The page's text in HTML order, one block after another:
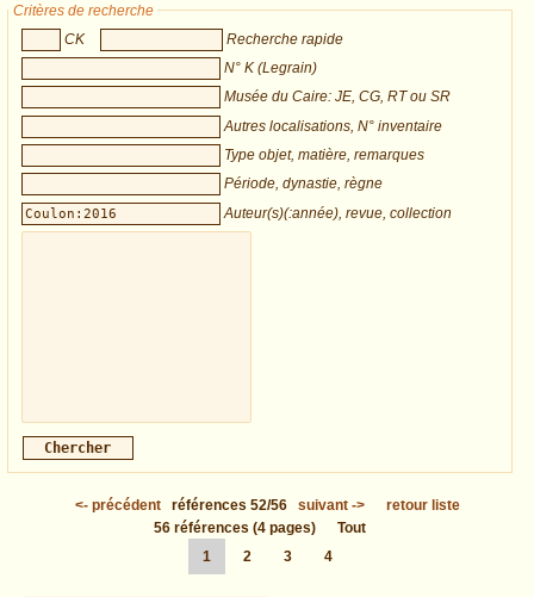
Critères de recherche
CK
Recherche rapide
N° K (Legrain)
Musée du Caire: JE, CG, RT ou SR
Autres localisations, N° inventaire
Type objet, matière, remarques
Période, dynastie, règne
Auteur(s)(:année), revue, collection
<- précédent références 52/56 suivant->
retour liste
56 références (4 pages)
Tout
1
2 3 4